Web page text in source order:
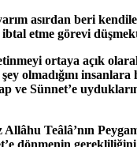
asırdan beri
ibtal etme görevi
ortaya açık
olmadığını insanlara
ve Sünnet’e
Teâlâ’nın
dönmenin